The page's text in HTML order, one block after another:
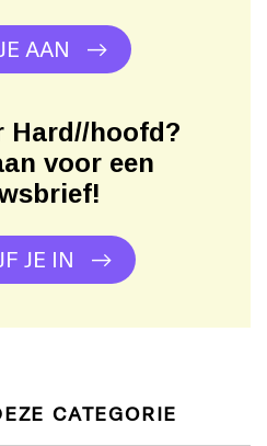
AAN
Hard//hoofd?
voor een
JE IN
CATEGORIE